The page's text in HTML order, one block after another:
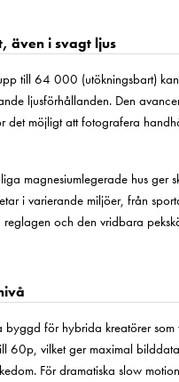
även i svagt ljus
till 64 000 (utökningsbart)
ljusförhållanden. Den
det möjligt att fotografera
magnesiumlegerade hus ger
i varierande miljöer, från
och den vridbara
för hybrida kreatörer
60p, vilket ger maximal
För dramatiska slow